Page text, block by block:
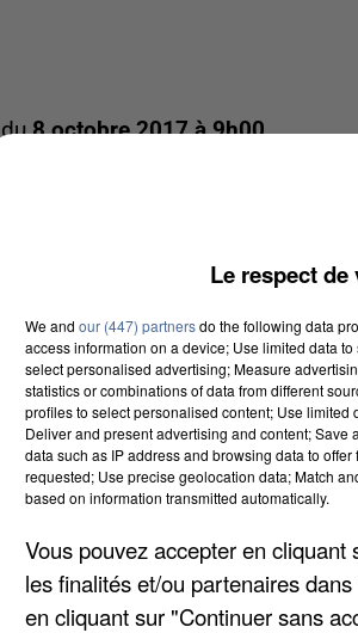
du8 octobre 2017 à 9h00
Le respect
We and our (447) partnersdo the following data
access information on a device; Use limited data
select personalised advertising; Measure
statistics or combinations of data from different
profiles to select personalised content; Use limited
Deliver and present advertising and content;
data such as IP address and browsing data to
requested; Use precise geolocation data; Match
based on information transmitted automatically.
Vous pouvez accepter en
les finalités et/ou partenaires
en cliquant sur "Continuer sans